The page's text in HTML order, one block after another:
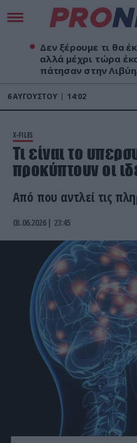
Δεν ξέρουμε τι θα
αλλά μέχρι τώρα
πάτησαν στην
6ΑΥΓΟΎΣΤΟΥ 14:02
X-FILES
Τι είναι το
προκύπτουν οι
Από που αντλεί τις
03.06.2026 | 23:45